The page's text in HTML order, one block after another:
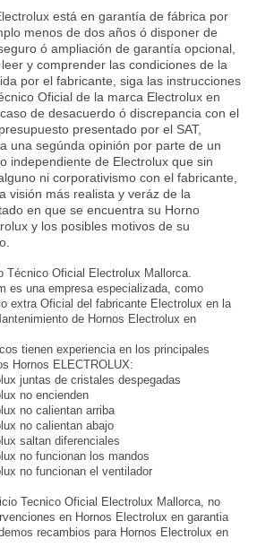
está en garantía de fábrica por
menos de dos años ó disponer de
ó ampliación de garantía opcional,
y comprender las condiciones de la
por el fabricante, siga las instrucciones
Oficial de la marca Electrolux en
de desacuerdo ó discrepancia con el
presentado por el SAT,
una segúnda opinión por parte de un
independiente de Electrolux que sin
ni corporativismo con el fabricante,
visión más realista y veráz de la
en que se encuentra su Horno
y los posibles motivos de su
Técnico Oficial Electrolux Mallorca.
es una empresa especializada, como
extra Oficial del fabricante Electrolux en la
de Hornos Electrolux en
tienen experiencia en los principales
Hornos ELECTROLUX:
juntas de cristales despegadas
no encienden
no calientan arriba
no calientan abajo
saltan diferenciales
no funcionan los mandos
no funcionan el ventilador
Tecnico Oficial Electrolux Mallorca, no
en Hornos Electrolux en garantia
recambios para Hornos Electrolux en